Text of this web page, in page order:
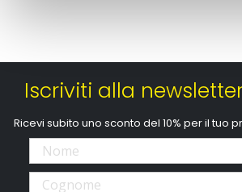
Iscriviti alla
Ricevi subito uno sconto del 10% per il tuo